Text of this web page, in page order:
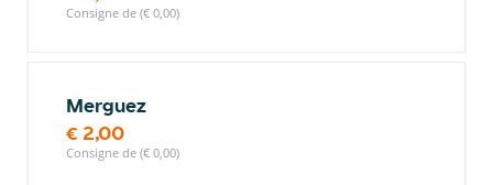
Consigne de (€ 0,00)
Merguez
€ 2,00
Consigne de (€ 0,00)